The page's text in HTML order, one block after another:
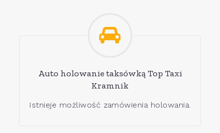
Auto holowanie taksówką Top Taxi
Kramnik
Istnieje możliwość zamówienia holowania.